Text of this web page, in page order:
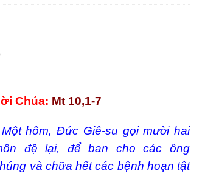
Chúa: Mt 10,1-7
Một hôm, Đức Giê-su gọi mười hai
đệ lại, để ban cho các ông
và chữa hết các bệnh hoạn tật